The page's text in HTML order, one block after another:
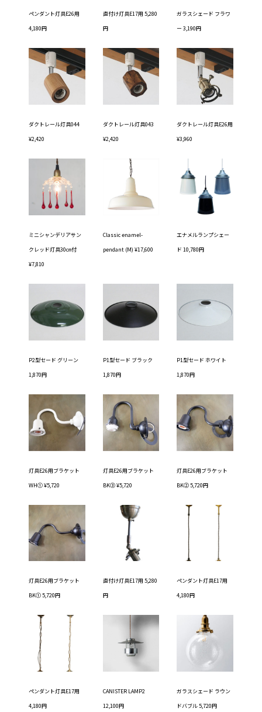
ペンダント灯具E26用
4,180円
直付け灯具E17用 5,280
円
ガラスシェード フラワ
ー 3,190円
ダクトレール灯具044
¥2,420
ダクトレール灯具043
¥2,420
ダクトレール灯具E26用
¥3,960
ミニシャンデリアサン
クレッド灯具30㎝付
¥7,810
Classic enamel-
pendant (M) ¥17,600
エナメルランプシェー
ド 10,780円
P2型セード グリーン
1,870円
P1型セード ブラック
1,870円
P1型セード ホワイト
1,870円
灯具E26用ブラケット
WH① ¥5,720
灯具E26用ブラケット
BK③ ¥5,720
灯具E26用ブラケット
BK② 5,720円
灯具E26用ブラケット
BK① 5,720円
直付け灯具E17用 5,280
円
ペンダント灯具E17用
4,180円
ペンダント灯具E17用
4,180円
CANISTER LAMP2
12,100円
ガラスシェード ラウン
ドバブル 5,720円